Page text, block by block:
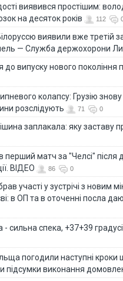
виявився простішим:
на десяток років
112
виявили вже третій
— Служба держохорони
до випуску нового покоління
колапсу: Грузію
розслідують
71 0
заплакала: яку заставу
перший матч за "Челсі" після
ВІДЕО
86 0
участі у зустрічі з новим
в ОП та в оточенні посла
- сильна спека, +37+39
погодили наступні кроки
підсумки виконання